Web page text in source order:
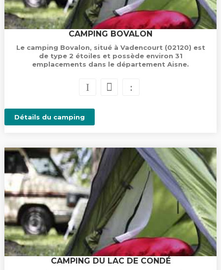
CAMPING BOVALON
Le camping Bovalon, situé à Vadencourt (02120) est
de type 2 étoiles et possède environ 31
emplacements dans le département Aisne.
Détails du camping
CAMPING DU LAC DE CONDÉ